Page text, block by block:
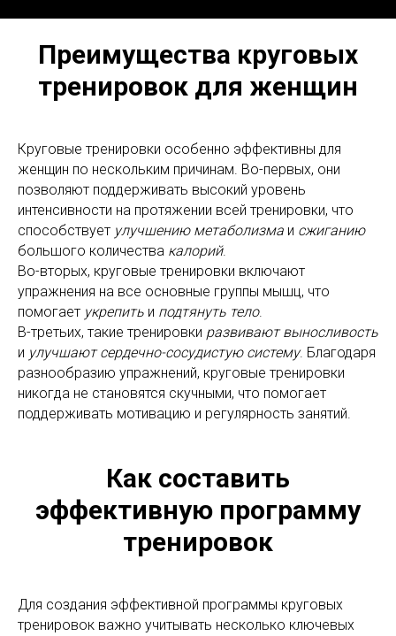
Преимущества круговых
тренировок для женщин
Круговые тренировки особенно эффективны для
женщин по нескольким причинам. Во-первых, они
позволяют поддерживать высокий уровень
интенсивности на протяжении всей тренировки, что
способствует улучшению метаболизма и сжиганию
большого количества калорий.
Во-вторых, круговые тренировки включают
упражнения на все основные группы мышц, что
помогает укрепить и подтянуть тело.
В-третьих, такие тренировки развивают выносливость
и улучшают сердечно-сосудистую систему. Благодаря
разнообразию упражнений, круговые тренировки
никогда не становятся скучными, что помогает
поддерживать мотивацию и регулярность занятий.
Как составить
эффективную программу
тренировок
Для создания эффективной программы круговых
тренировок важно учитывать несколько ключевых